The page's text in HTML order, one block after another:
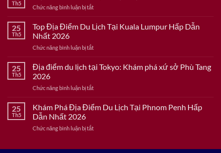
Du
Bắc
Dẫn
2026
Th5
Chức năng bình luận bị tắtở
Điểm
Du
Tại
Hấp
2026
25
Th5
Top Địa Điểm Du Lịch Tại Kuala Lumpur Hấp Dẫn
Nhất 2026
Chức năng bình luận bị tắtở
Địa
Điểm
Lịch
Kuala
Dẫn
25
Th5
Địa điểm du lịch tại Tokyo: Khám phá xứ sở Phù Tang
2026
Chức năng bình luận bị tắtở
điểm
tại
25
Th5
Khám Phá Địa Điểm Du Lịch Tại Phnom Penh Hấp
Dẫn Nhất 2026
Chức năng bình luận bị tắtở